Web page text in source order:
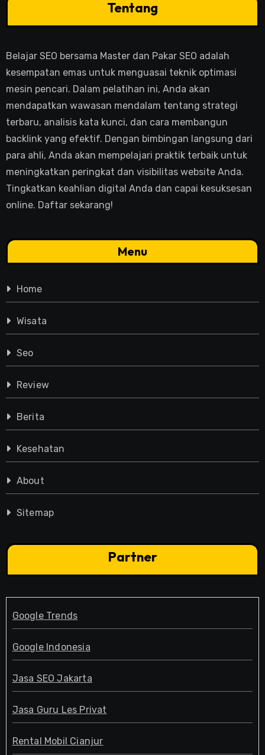
Tentang
Belajar SEO bersama Master dan Pakar SEO adalah
kesempatan emas untuk menguasai teknik optimasi
mesin pencari. Dalam pelatihan ini, Anda akan
mendapatkan wawasan mendalam tentang strategi
terbaru, analisis kata kunci, dan cara membangun
backlink yang efektif. Dengan bimbingan langsung dari
para ahli, Anda akan mempelajari praktik terbaik untuk
meningkatkan peringkat dan visibilitas website Anda.
Tingkatkan keahlian digital Anda dan capai kesuksesan
online. Daftar sekarang!
Menu
Home
Wisata
Seo
Review
Berita
Kesehatan
About
Sitemap
Partner
Google Trends
Google Indonesia
Jasa SEO Jakarta
Jasa Guru Les Privat
Rental Mobil Cianjur